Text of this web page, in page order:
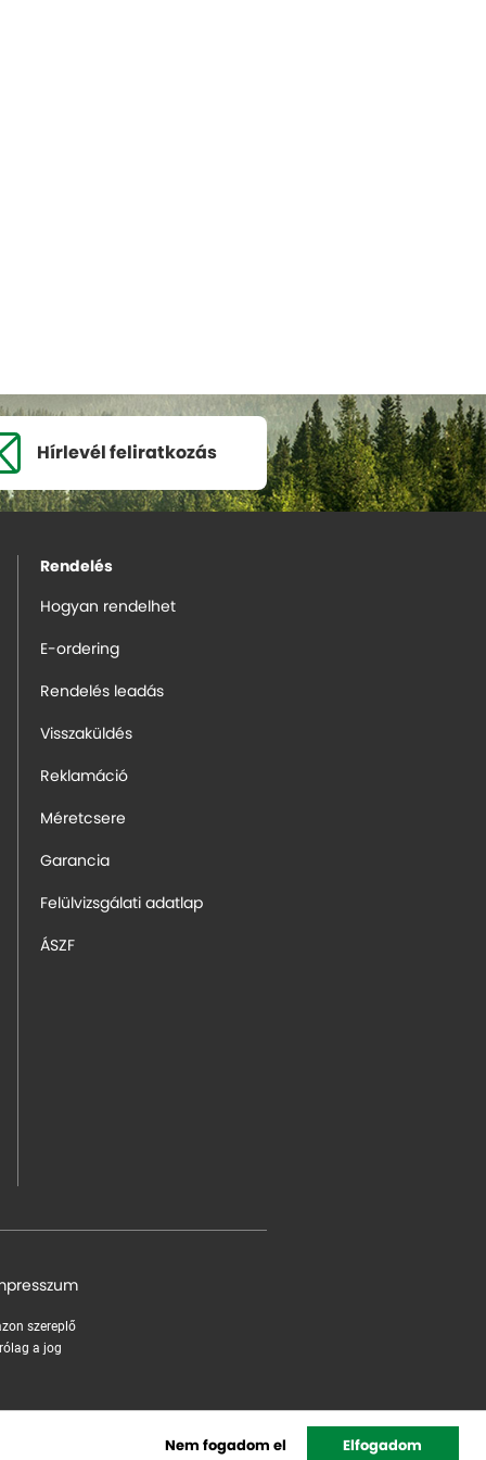
Nem fogadom el Elfogadom
Hírlevél feliratkozás
Rendelés
Hogyan rendelhet
E-ordering
Rendelés leadás
Visszaküldés
Reklamáció
Méretcsere
Garancia
Felülvizsgálati adatlap
ÁSZF
szereplő
a jog